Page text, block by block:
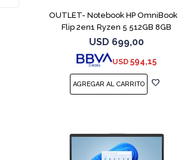
OUTLET- Notebook HP OmniBook
Flip 2en1 Ryzen 5 512GB 8GB
USD 699,00
USD 594,15